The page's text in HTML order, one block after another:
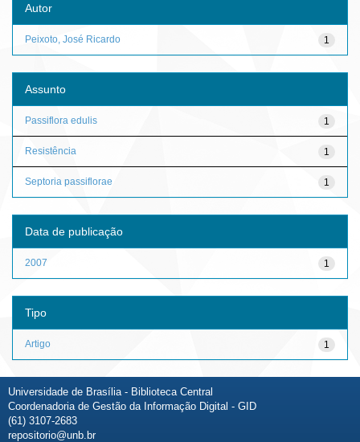
Autor
1
Peixoto, José Ricardo
Assunto
1
Passiflora edulis
1
Resistência
1
Septoria passiflorae
Data de publicação
1
2007
Tipo
1
Artigo
Universidade de Brasília - Biblioteca Central
Coordenadoria de Gestão da Informação Digital - GID
(61) 3107-2683
repositorio@unb.br